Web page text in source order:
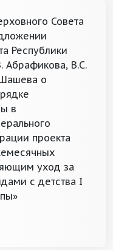
Совета
Республики
Абрафикова, B.C.
о
в
проекта
уход за
с детства I